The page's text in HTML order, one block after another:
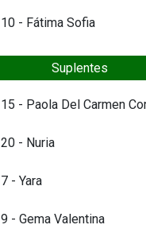
10 - Fátima Sofia
Suplentes
15 - Paola Del Carmen
20 - Nuria
7 - Yara
9 - Gema Valentina